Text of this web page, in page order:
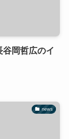
谷岡哲広のイ
news